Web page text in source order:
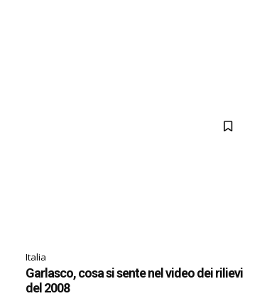
Italia
Garlasco, cosa si sente nel video dei rilievi
del 2008